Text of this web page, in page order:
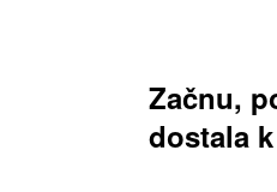
Začnu,
dostala